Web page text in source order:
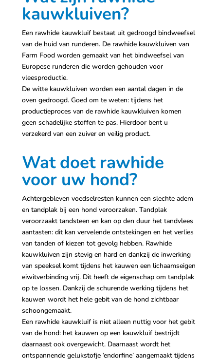
kauwkluiven?
Een rawhide kauwkluif bestaat uit gedroogd bindweefsel
van de huid van runderen. De rawhide kauwkluiven van
Farm Food worden gemaakt van het bindweefsel van
Europese runderen die worden gehouden voor
vleesproductie.
De witte kauwkluiven worden een aantal dagen in de
oven gedroogd. Goed om te weten: tijdens het
productieproces van de rawhide kauwkluiven komen
geen schadelijke stoffen te pas. Hierdoor bent u
verzekerd van een zuiver en veilig product.
Wat doet rawhide
voor uw hond?
Achtergebleven voedselresten kunnen een slechte adem
en tandplak bij een hond veroorzaken. Tandplak
veroorzaakt tandsteen en kan op den duur het tandvlees
aantasten: dit kan vervelende ontstekingen en het verlies
van tanden of kiezen tot gevolg hebben. Rawhide
kauwkluiven zijn stevig en hard en dankzij de inwerking
van speeksel komt tijdens het kauwen een lichaamseigen
eiwitverbinding vrij. Dit heeft de eigenschap om tandplak
op te lossen. Dankzij de schurende werking tijdens het
kauwen wordt het hele gebit van de hond zichtbaar
schoongemaakt.
Een rawhide kauwkluif is niet alleen nuttig voor het gebit
van de hond: het kauwen op een kauwkluif bestrijdt
daarnaast ook overgewicht. Daarnaast wordt het
ontspannende gelukstofje ‘endorfine’ aangemaakt tijdens